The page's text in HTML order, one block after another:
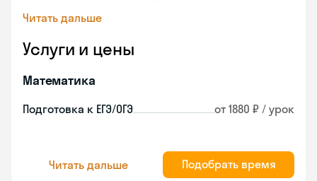
Читать дальше
Услуги и цены
Математика
Подготовка к ЕГЭ/ОГЭ от 1880 ₽ / урок
Читать дальше Подобрать время